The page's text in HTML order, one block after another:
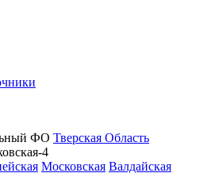
ФО Тверская Область
4
Московская Валдайская